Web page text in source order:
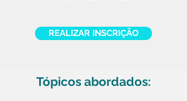
REALIZAR INSCRIÇÃO
Tópicos abordados: